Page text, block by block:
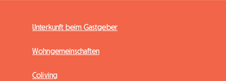
Unterkunft beim Gastgeber
Wohngemeinschaften
Coliving